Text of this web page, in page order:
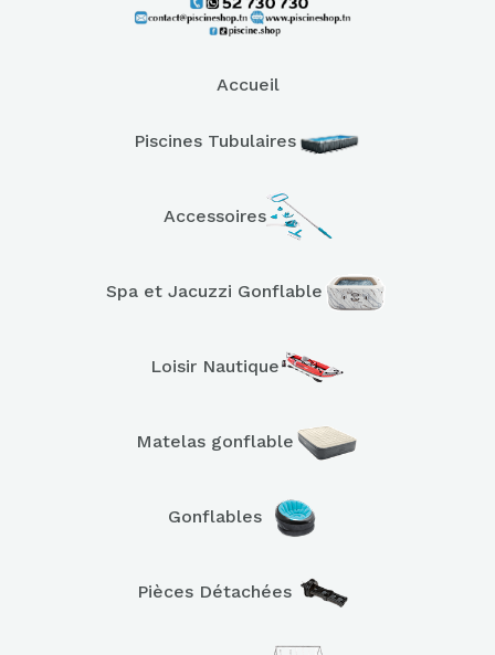
Accueil
Piscines Tubulaires
Accessoires
Spa et Jacuzzi Gonflable
Loisir Nautique
Matelas gonflable
Gonflables
Pièces Détachées